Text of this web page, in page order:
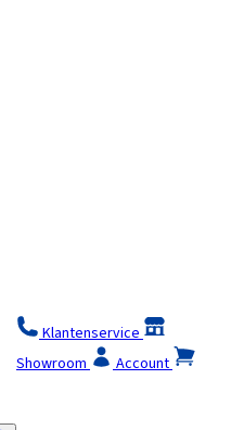
Klantenservice
Showroom
Account